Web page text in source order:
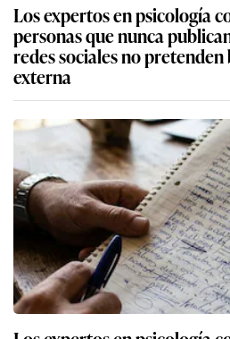
Los expertos en psicología
personas que nunca
redes sociales no
externa